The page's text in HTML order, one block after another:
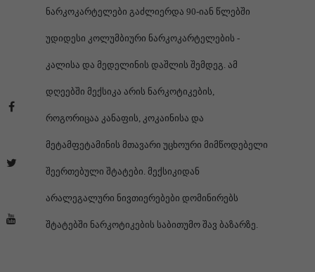
ნარკოკარტელები გაძლიერდა 90-იან წლებში
უდიდესი კოლუმბიური ნარკოკარტელების -
კალისა და მედელინის დაშლის შემდეგ. ამ
დღეებში მექსიკა არის ნარკოტიკების,
როგორიცაა კანაფის, კოკაინისა და
მეტამფეტამინის მთავარი უცხოური მიმწოდებელი
შეერთებული შტატები. მექსიკიდან
არალეგალური ნივთიერებები დომინირებს
შტატებში ნარკოტიკების საბითუმო შავ ბაზარზე.